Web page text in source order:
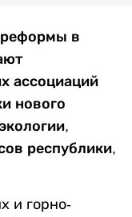
реформы в
ассоциаций
нового
республики,
и горно-